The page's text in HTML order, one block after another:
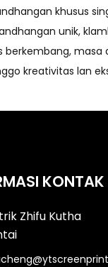
khusus
unik,
kreativitas lan
KONTAK
Zhifu Kutha